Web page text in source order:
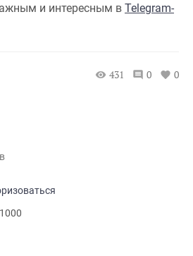
и интересным в Telegram-
431 0 0
1000